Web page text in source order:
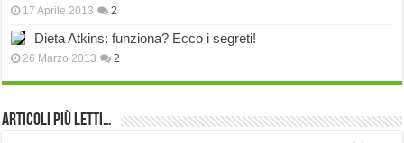
17 Aprile 2013 2
Dieta Atkins: funziona? Ecco i segreti!
26 Marzo 2013 2
Articoli più Letti…